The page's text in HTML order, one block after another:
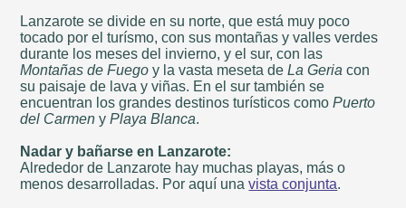
Lanzarote se divide en su norte, que está muy poco
tocado por el turísmo, con sus montañas y valles verdes
durante los meses del invierno, y el sur, con las
Montañas de Fuego y la vasta meseta deLa Geria con
su paisaje de lava y viñas. En el sur también se
encuentran los grandes destinos turísticos comoPuerto
del Carmen yPlaya Blanca.
Nadar y bañarse en Lanzarote:
Alrededor de Lanzarote hay muchas playas, más o
menos desarrolladas. Por aquí unavista conjunta.